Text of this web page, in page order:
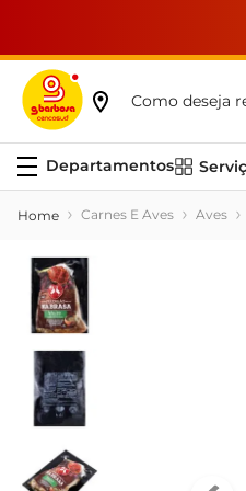
Como deseja
Carnes E Aves Aves